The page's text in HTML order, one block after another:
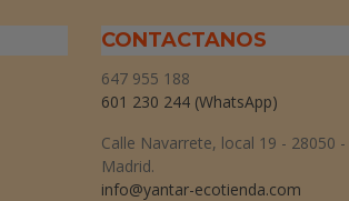
CONTACTANOS
647 955 188
601 230 244 (WhatsApp)
Calle Navarrete, local 19 - 28050 -
Madrid.
info@yantar-ecotienda.com